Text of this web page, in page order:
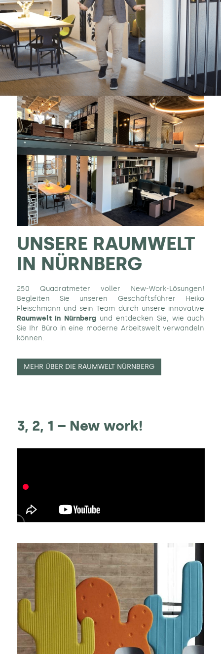
UNSERE RAUMWELT
IN NÜRNBERG
250 Quadratmeter voller New-Work-Lösungen!
Begleiten Sie unseren Geschäftsführer Heiko
Fleischmann und sein Team durch unsere innovative
Raumwelt in Nürnberg und entdecken Sie, wie auch
Sie Ihr Büro in eine moderne Arbeitswelt verwandeln
können.
MEHR ÜBER DIE RAUMWELT NÜRNBERG
3, 2, 1 – New work!